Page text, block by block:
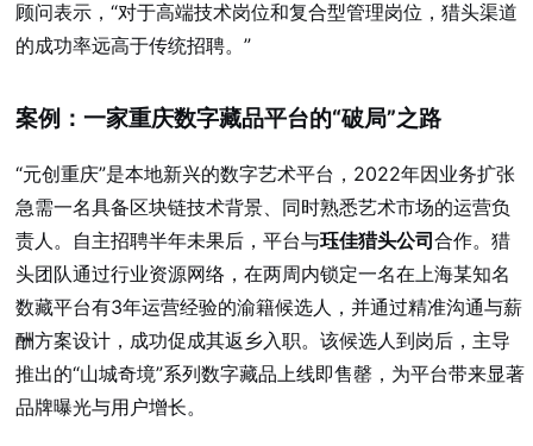
顾问表示，“对于高端技术岗位和复合型管理岗位，猎头渠道
的成功率远高于传统招聘。”
案例：一家重庆数字藏品平台的“破局”之路
“元创重庆”是本地新兴的数字艺术平台，2022年因业务扩张
急需一名具备区块链技术背景、同时熟悉艺术市场的运营负
责人。自主招聘半年未果后，平台与珏佳猎头公司合作。猎
头团队通过行业资源网络，在两周内锁定一名在上海某知名
数藏平台有3年运营经验的渝籍候选人，并通过精准沟通与薪
酬方案设计，成功促成其返乡入职。该候选人到岗后，主导
推出的“山城奇境”系列数字藏品上线即售罄，为平台带来显著
品牌曝光与用户增长。